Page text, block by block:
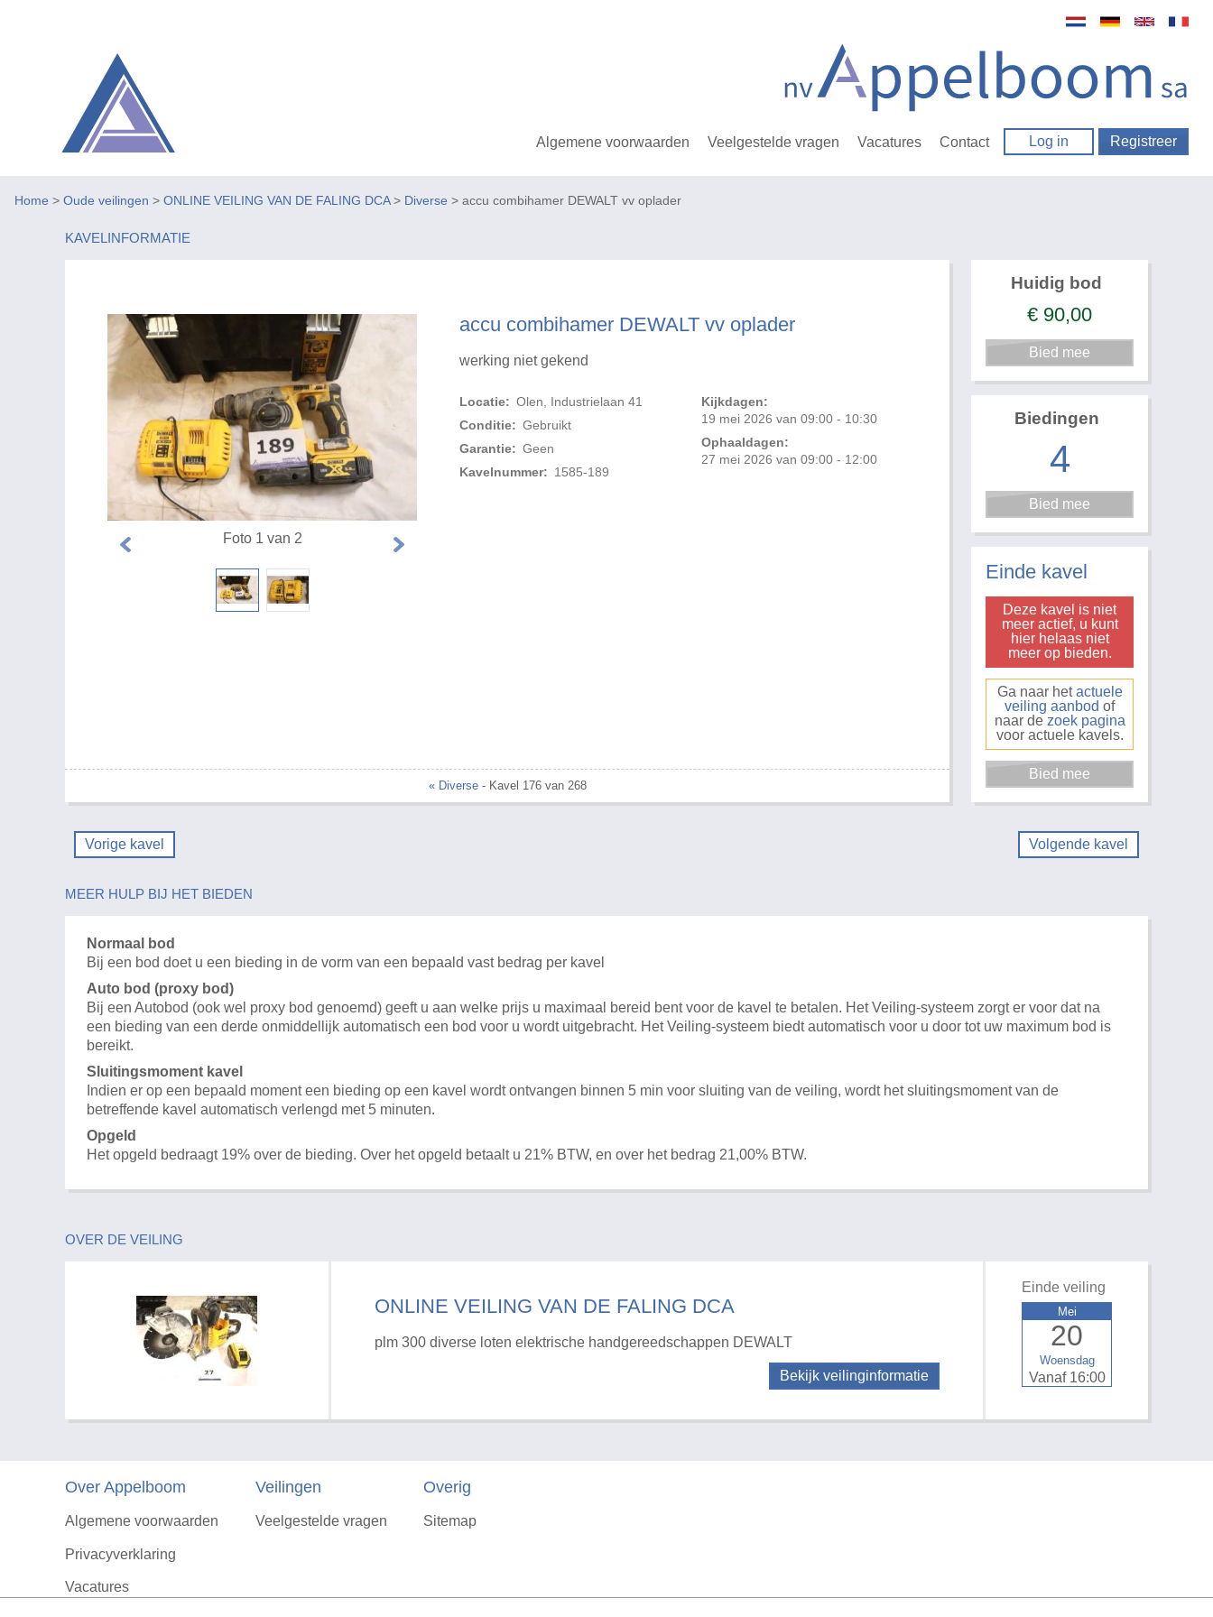
Algemene voorwaarden Veelgestelde vragen Vacatures Contact Log in Registreer
Home > Oude veilingen > ONLINE VEILING VAN DE FALING DCA> Diverse > accu combihamer DEWALT vv oplader
KAVELINFORMATIE
accu combihamer DEWALT vv oplader
werking niet gekend
Locatie: Olen, Industrielaan 41
Conditie: Gebruikt
Garantie: Geen
Kavelnummer: 1585-189
Kijkdagen:
19 mei 2026 van 09:00 - 10:30
Ophaaldagen:
27 mei 2026 van 09:00 - 12:00
Foto 1 van 2
« Diverse- Kavel 176 van 268
Huidig bod
€ 90,00
Biedingen
4
Einde kavel
Deze kavel is niet
meer actief, u kunt
hier helaas niet
meer op bieden.
Ga naar hetactuele
veiling aanbod of
naar de zoek pagina
voor actuele kavels.
Vorige kavel Volgende kavel
MEER HULP BIJ HET BIEDEN
Normaal bod
Bij een bod doet u een bieding in de vorm van een bepaald vast bedrag per kavel
Auto bod (proxy bod)
Bij een Autobod (ook wel proxy bod genoemd) geeft u aan welke prijs u maximaal bereid bent voor de kavel te betalen. Het Veiling-systeem zorgt er voor dat na
een bieding van een derde onmiddellijk automatisch een bod voor u wordt uitgebracht. Het Veiling-systeem biedt automatisch voor u door tot uw maximum bod is
bereikt.
Sluitingsmoment kavel
Indien er op een bepaald moment een bieding op een kavel wordt ontvangen binnen 5 min voor sluiting van de veiling, wordt het sluitingsmoment van de
betreffende kavel automatisch verlengd met 5 minuten.
Opgeld
Het opgeld bedraagt 19% over de bieding. Over het opgeld betaalt u 21% BTW, en over het bedrag 21,00% BTW.
OVER DE VEILING
ONLINE VEILING VAN DE FALING DCA
plm 300 diverse loten elektrische handgereedschappen DEWALT
Bekijk veilinginformatie
Einde veiling
Woensdag
20
Mei
Vanaf 16:00
Over Appelboom
Algemene voorwaarden
Privacyverklaring
Vacatures
Veilingen
Veelgestelde vragen
Overig
Sitemap